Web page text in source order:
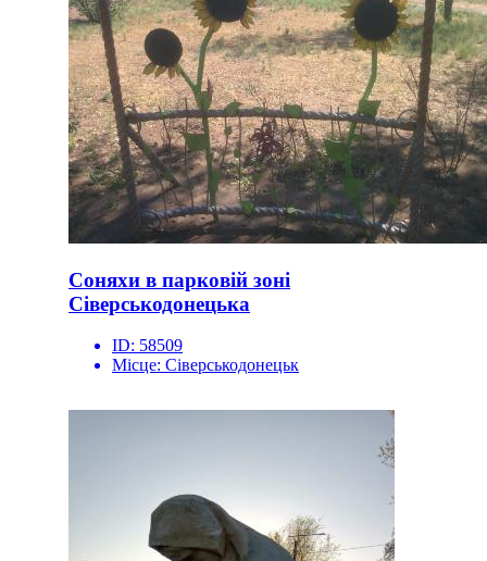
Соняхи в парковій зоні
Сіверськодонецька
ID: 58509
Місце: Сіверськодонецьк